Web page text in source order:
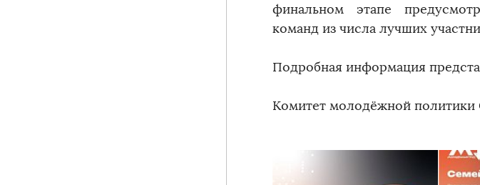
финальном этапе
команд из числа лучших
Подробная информация
Комитет молодёжной политики